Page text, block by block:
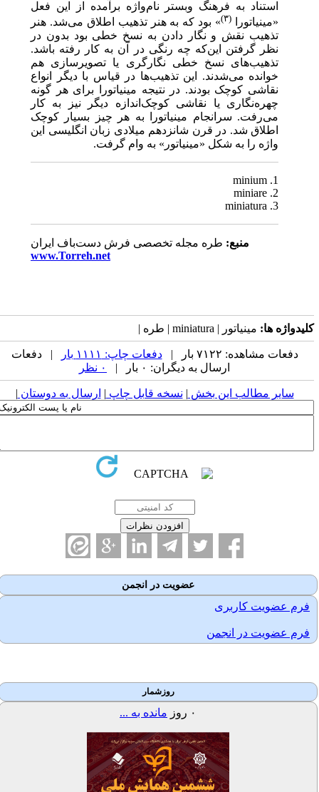
استناد به فرهنگ وبستر نام‌‌واژه‌ برآمده از این فعل
«مینیاتورا
» بود که به هنر تذهیب اطلاق می‌شد. هنر
تذهیب نقش و نگار دادن به نسخ خطی بود بدون در
نظر گرفتن این‌که چه رنگی در آن به کار رفته باشد.
تذهیب‌های نسخ خطی نگارگری یا تصویرسازی هم
خوانده می‌شدند. این تذهیب‌ها در قیاس با دیگر انواع
نقاشی کوچک بودند. در نتیجه مینیاتورا برای هر گونه
چهره‌نگاری یا نقاشی کوچک‌اندازه‌ دیگر نیز به کار
می‌رفت. سرانجام مینیاتورا به هر چیز بسیار کوچک
اطلاق شد. در قرن‌ شانزدهم میلادی زبان انگلیسی این
واژه را به شکل «مینیاتور» به وام گرفت.
منبع:طره مجله تخصصی فرش دست‌باف ایران
www.Torreh.net
ها:مینیاتور | miniatura | طره |
دفعات مشاهده: ۷۱۲۲ بار | دفعات چاپ: ۱۱۱۱ بار
| دفعات
ارسال به دیگران: ۰ بار |
سایر مطالب این بخش | نسخه قابل چاپ| ارسال به دوستان|
عضویت در انجمن
فرم عضویت کاربری
فرم عضویت در انجمن
روزشمار
روزمانده به ...